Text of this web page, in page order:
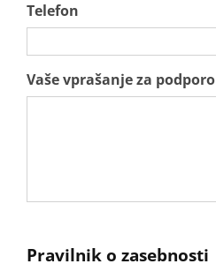
Telefon
Vaše vprašanje za podporo
Pravilnik o zasebnosti